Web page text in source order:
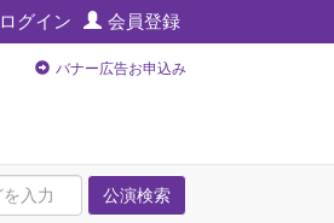
ログイン 会員登録
バナー広告お申込み
公演検索